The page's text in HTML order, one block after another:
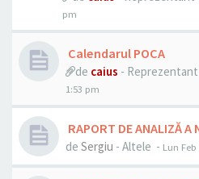
pm
Calendarul POCA
de caius -
1:53 pm
RAPORT DE ANALIZĂ A
de Sergiu - Altele - Lun Feb